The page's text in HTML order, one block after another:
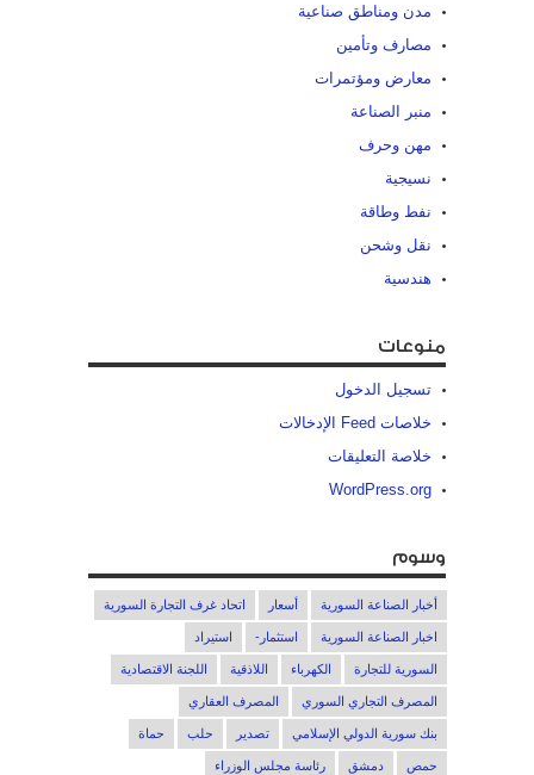
مدن ومناطق صناعية
مصارف وتأمين
معارض ومؤتمرات
منبر الصناعة
مهن وحرف
نسيجية
نفط وطاقة
نقل وشحن
هندسية
منوعات
تسجيل الدخول
خلاصات Feed الإدخالات
خلاصة التعليقات
WordPress.org
وسوم
أخبار الصناعة السورية أسعار اتحاد غرف التجارة السورية
اخبار الصناعة السورية استثمار- استيراد
السورية للتجارة الكهرباء اللاذقية اللجنة الاقتصادية
المصرف التجاري السوري المصرف العقاري
بنك سورية الدولي الإسلامي تصدير حلب حماة
حمص دمشق رئاسة مجلس الوزراء